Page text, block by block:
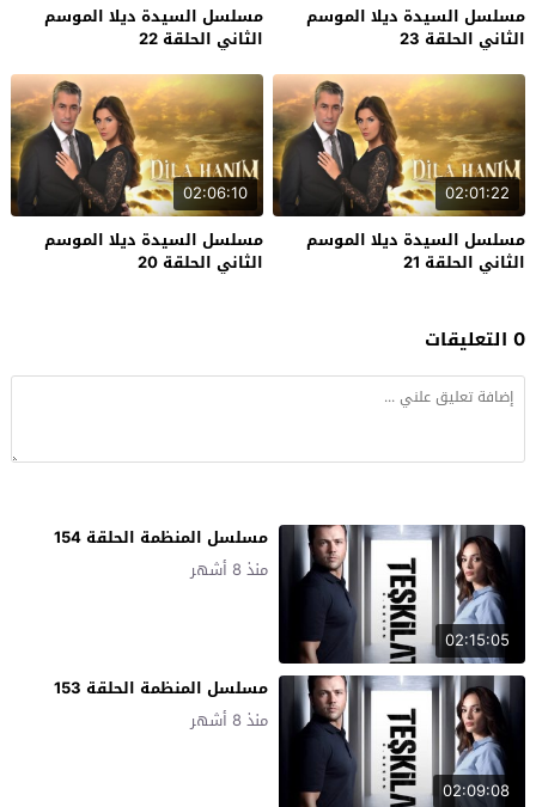
مسلسل السيدة ديلا الموسم
الثاني الحلقة 23
مسلسل السيدة ديلا الموسم
الثاني الحلقة 22
02:01:22
مسلسل السيدة ديلا الموسم
الثاني الحلقة 21
02:06:10
مسلسل السيدة ديلا الموسم
الثاني الحلقة 20
0 التعليقات
02:15:05
مسلسل المنظمة الحلقة 154
منذ 8 أشهر
02:09:08
مسلسل المنظمة الحلقة 153
منذ 8 أشهر